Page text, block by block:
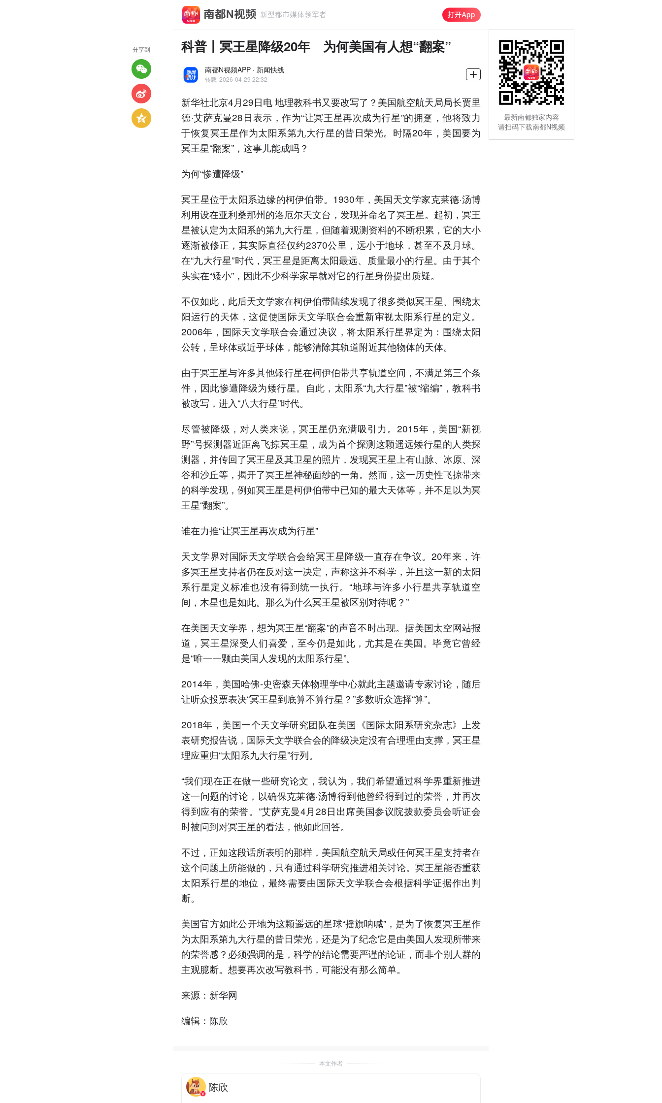
科普丨冥王星降级20年 为何美国有人想“翻案”
南都N视频APP · 新闻快线
转载 2026-04-29 22:32
新华社北京4月29日电 地理教科书又要改写了？美国航空航天局局长贾里
德·艾萨克曼28日表示，作为“让冥王星再次成为行星”的拥趸，他将致力
于恢复冥王星作为太阳系第九大行星的昔日荣光。时隔20年，美国要为
冥王星“翻案”，这事儿能成吗？
为何“惨遭降级”
冥王星位于太阳系边缘的柯伊伯带。1930年，美国天文学家克莱德·汤博
利用设在亚利桑那州的洛厄尔天文台，发现并命名了冥王星。起初，冥王
星被认定为太阳系的第九大行星，但随着观测资料的不断积累，它的大小
逐渐被修正，其实际直径仅约2370公里，远小于地球，甚至不及月球。
在“九大行星”时代，冥王星是距离太阳最远、质量最小的行星。由于其个
头实在“矮小”，因此不少科学家早就对它的行星身份提出质疑。
不仅如此，此后天文学家在柯伊伯带陆续发现了很多类似冥王星、围绕太
阳运行的天体，这促使国际天文学联合会重新审视太阳系行星的定义。
2006年，国际天文学联合会通过决议，将太阳系行星界定为：围绕太阳
公转，呈球体或近乎球体，能够清除其轨道附近其他物体的天体。
由于冥王星与许多其他矮行星在柯伊伯带共享轨道空间，不满足第三个条
件，因此惨遭降级为矮行星。自此，太阳系“九大行星”被“缩编”，教科书
被改写，进入“八大行星”时代。
尽管被降级，对人类来说，冥王星仍充满吸引力。2015年，美国“新视
野”号探测器近距离飞掠冥王星，成为首个探测这颗遥远矮行星的人类探
测器，并传回了冥王星及其卫星的照片，发现冥王星上有山脉、冰原、深
谷和沙丘等，揭开了冥王星神秘面纱的一角。然而，这一历史性飞掠带来
的科学发现，例如冥王星是柯伊伯带中已知的最大天体等，并不足以为冥
王星“翻案”。
谁在力推“让冥王星再次成为行星”
天文学界对国际天文学联合会给冥王星降级一直存在争议。20年来，许
多冥王星支持者仍在反对这一决定，声称这并不科学，并且这一新的太阳
系行星定义标准也没有得到统一执行。“地球与许多小行星共享轨道空
间，木星也是如此。那么为什么冥王星被区别对待呢？”
在美国天文学界，想为冥王星“翻案”的声音不时出现。据美国太空网站报
道，冥王星深受人们喜爱，至今仍是如此，尤其是在美国。毕竟它曾经
是“唯一一颗由美国人发现的太阳系行星”。
2014年，美国哈佛-史密森天体物理学中心就此主题邀请专家讨论，随后
让听众投票表决“冥王星到底算不算行星？”多数听众选择“算”。
2018年，美国一个天文学研究团队在美国《国际太阳系研究杂志》上发
表研究报告说，国际天文学联合会的降级决定没有合理理由支撑，冥王星
理应重归“太阳系九大行星”行列。
“我们现在正在做一些研究论文，我认为，我们希望通过科学界重新推进
这一问题的讨论，以确保克莱德·汤博得到他曾经得到过的荣誉，并再次
得到应有的荣誉。”艾萨克曼4月28日出席美国参议院拨款委员会听证会
时被问到对冥王星的看法，他如此回答。
不过，正如这段话所表明的那样，美国航空航天局或任何冥王星支持者在
这个问题上所能做的，只有通过科学研究推进相关讨论。冥王星能否重获
太阳系行星的地位，最终需要由国际天文学联合会根据科学证据作出判
断。
美国官方如此公开地为这颗遥远的星球“摇旗呐喊”，是为了恢复冥王星作
为太阳系第九大行星的昔日荣光，还是为了纪念它是由美国人发现所带来
的荣誉感？必须强调的是，科学的结论需要严谨的论证，而非个别人群的
主观臆断。想要再次改写教科书，可能没有那么简单。
来源：新华网
编辑：陈欣
本文作者
陈欣
分享到
最新南都独家内容
请扫码下载南都N视频